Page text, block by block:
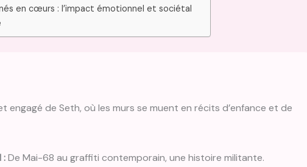
en cœurs : l’impact émotionnel et sociétal
engagé de Seth, où les murs se muent en récits d’enfance et de
:De Mai-68 au graffiti contemporain, une histoire militante.